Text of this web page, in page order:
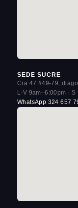
SEDE SUCRE
Cra 47 #49-79,
L-V 9am–6:00pm ·
WhatsApp 324 657